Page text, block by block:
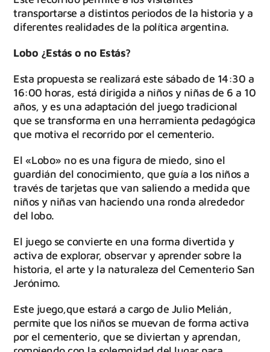
transportarse a distintos periodos de la historia y a
diferentes realidades de la política argentina.
Lobo ¿Estás o no Estás?
Esta propuesta se realizará este sábado de 14:30 a
16:00 horas, está dirigida a niños y niñas de 6 a 10
años, y es una adaptación del juego tradicional
que se transforma en una herramienta pedagógica
que motiva el recorrido por el cementerio.
El «Lobo» no es una figura de miedo, sino el
guardián del conocimiento, que guía a los niños a
través de tarjetas que van saliendo a medida que
niños y niñas van haciendo una ronda alrededor
del lobo.
El juego se convierte en una forma divertida y
activa de explorar, observar y aprender sobre la
historia, el arte y la naturaleza del Cementerio San
Jerónimo.
Este juego,que estará a cargo de Julio Melián,
permite que los niños se muevan de forma activa
por el cementerio, que se diviertan y aprendan,